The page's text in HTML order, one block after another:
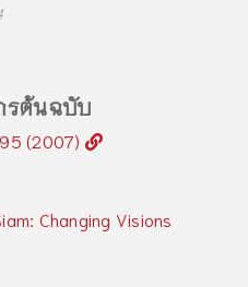
รต้นฉบับ
(2007)
Changing Visions